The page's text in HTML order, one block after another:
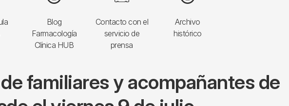
Blog
Farmacología
Clínica HUB
Contacto con el
servicio de
prensa
Archivo
histórico
familiares y acompañantes de